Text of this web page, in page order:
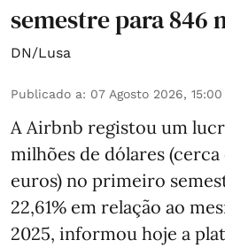
semestre para 846
DN/Lusa
Publicado a: 07 Agosto 2026, 15:00
A Airbnb registou um
milhões de dólares
euros) no primeiro
22,61% em relação ao
2025, informou hoje a